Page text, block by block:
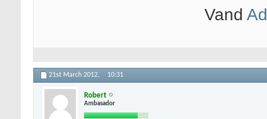
Vand
21st March 2012, 10:31
Robert
Ambasador